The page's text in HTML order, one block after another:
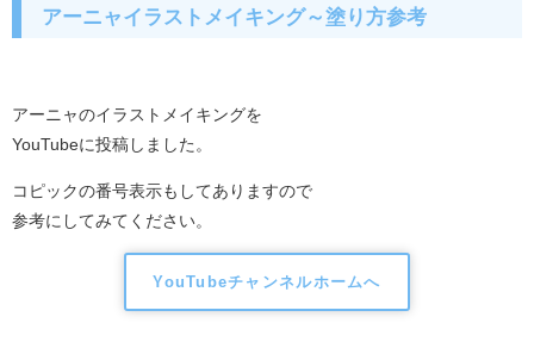
アーニャイラストメイキング～塗り方参考
アーニャのイラストメイキングを
YouTubeに投稿しました。
コピックの番号表示もしてありますので
参考にしてみてください。
YouTubeチャンネルホームへ